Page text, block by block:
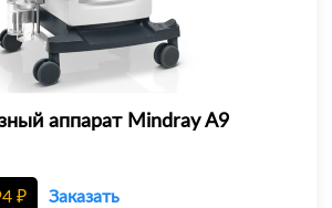
аппарат Mindray A9
₽ Заказать